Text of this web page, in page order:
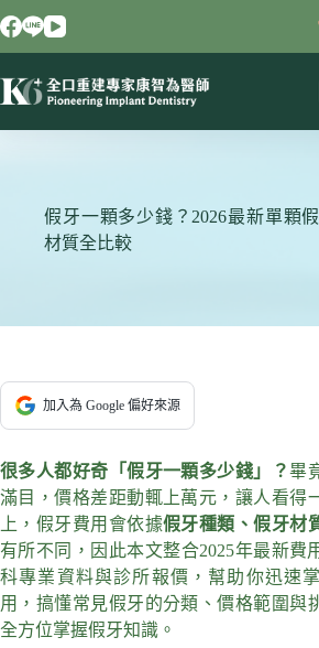
跳
至
要
假牙一顆多少錢？2026最新單顆
材質全比較
加入為 Google 偏好來源
很多人都好奇「假牙一顆多少錢」？畢
滿目，價格差距動輒上萬元，讓人看得
上，假牙費用會依據假牙種類、假牙材
有所不同，因此本文整合2025年最新費
科專業資料與診所報價，幫助你迅速
用，搞懂常見假牙的分類、價格範圍與
全方位掌握假牙知識。